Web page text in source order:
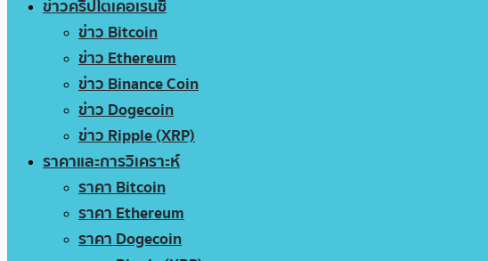
ข่าวคริปโตเคอเรนซี่
ข่าว Bitcoin
ข่าว Ethereum
ข่าว Binance Coin
ข่าว Dogecoin
ข่าว Ripple (XRP)
ราคาและการวิเคราะห์
ราคา Bitcoin
ราคา Ethereum
ราคา Dogecoin